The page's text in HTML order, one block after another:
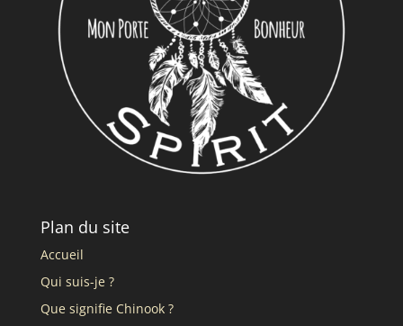
Plan du site
Accueil
Qui suis-je ?
Que signifie Chinook ?